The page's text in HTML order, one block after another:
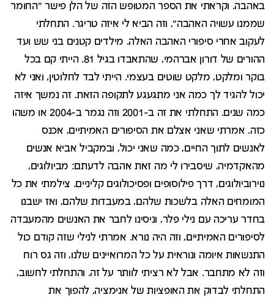
באהבה. וקראתי את הספר המטופש הזה של הלן פישר "החומר
שממנו עשויה האהבה", וזה הביא לי איזה טריגר. התחלתי
לעקוב אחרי סיפורי האהבה האלה. מילדים קטנים בני שש ועד
ההורים של דורון אברהמי, שהתאבדו בגיל 81. הייתי קם בכל
בוקר ומלקט, מלקט שוטים בעצמי. הייתי לבד לחלוטין, ואני לא
יכול להגיד לך כמה אני מתגעגע לתקופה הזאת. זה נמשך איזה
כמה שנים. התחלתי את זה ב-2001 וזה נגמר ב-2004 או משהו
כזה. אמרתי שאני אצלם את הסיפורים האמיתיים, אכנס
לאנשים לתוך החיים, כמה שאני יכול, ובמקביל אביא אנשים
מהאקדמיה, שיסבירו לי מה זאת אהבה לדעתם: מביולוגים,
נוירוביולוגים, דרך פילוסופים ופסיכולוגים קליניים. צילמתי את כל
המומחים האלה בלשכות שלהם, במעבדות שלהם, ואז ישבנו
בחדר עריכה עם נילי פלר, וניסינו לחבר את האנשים מהמעבדה
לסיפורים האמיתיים, וזה היה נורא. אמרתי לנילי שזה קודם כול
התנשאות איומה ונוראית על כל המרואיינים שלנו, וזה גס רוח
וזה לא מתחבר. אבל לא רציתי לוותר על זה. והתחלתי לחשוב,
התחלתי לבדוק את האופציות של אנימציה, להפוך את